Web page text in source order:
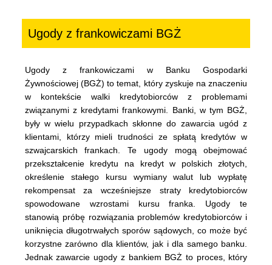
Ugody z frankowiczami BGŻ
Ugody z frankowiczami w Banku Gospodarki
Żywnościowej (BGŻ) to temat, który zyskuje na znaczeniu
w kontekście walki kredytobiorców z problemami
związanymi z kredytami frankowymi. Banki, w tym BGŻ,
były w wielu przypadkach skłonne do zawarcia ugód z
klientami, którzy mieli trudności ze spłatą kredytów w
szwajcarskich frankach. Te ugody mogą obejmować
przekształcenie kredytu na kredyt w polskich złotych,
określenie stałego kursu wymiany walut lub wypłatę
rekompensat za wcześniejsze straty kredytobiorców
spowodowane wzrostami kursu franka. Ugody te
stanowią próbę rozwiązania problemów kredytobiorców i
uniknięcia długotrwałych sporów sądowych, co może być
korzystne zarówno dla klientów, jak i dla samego banku.
Jednak zawarcie ugody z bankiem BGŻ to proces, który